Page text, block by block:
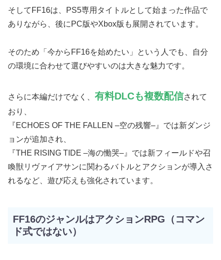
そしてFF16は、PS5専用タイトルとして始まった作品で
ありながら、後にPC版やXbox版も展開されています。
そのため「今からFF16を始めたい」という人でも、自分
の環境に合わせて選びやすいのは大きな魅力です。
さらに本編だけでなく、 有料DLCも複数配信されて
おり、
『ECHOES OF THE FALLEN –空の残響–』では新ダンジ
ョンが追加され、
『THE RISING TIDE –海の慟哭–』では新フィールドや召
喚獣リヴァイアサンに関わるバトルとアクションが導入さ
れるなど、遊び応えも強化されています。
FF16のジャンルはアクションRPG（コマン
ド式ではない）